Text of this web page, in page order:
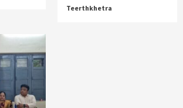
Teerthkhetra